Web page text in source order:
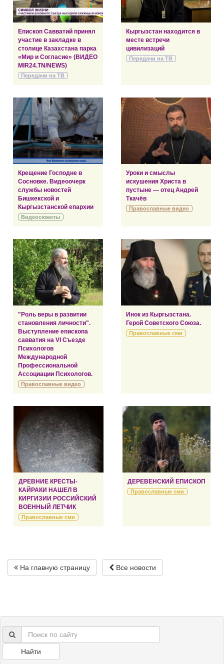
Епископ Савватий принял
участие в закладке в
столице Казахстана парка
«Мир и Согласие» (ВИДЕО
MIR24.TN/NEWS)
Передачи на ТВ
Кыргызстан находится в
месте встречи
цивилизаций
Передачи на ТВ
Крещение Господне в
Сосновке. Видеоочерк
службы новостей
Бишкекской и
Кыргызстанской епархии
Видеосюжеты
Уроки и смыслы
искушения Христа в
пустыне — отец Андрей
Ткачёв
Православные видео
"Роль веры в развитии
становления личности".
Выступление епископа
савватия на VI Съезде
Психологов
Международной
Профессиональной
Ассоциации Психологов.
Православные видео
Инок из Кыргызстана.
Герой Советского Союза.
Православные сми
ДРЕВНИЕ КРЕСТЫ-
КАЙРАКИ НАШЕЛ В
КИРГИЗИИ РОССИЙСКИЙ
ВОЕННЫЙ ЛЕТЧИК
Православные сми
ДЕРЕВЕНСКИЙ ЕПИСКОП
Православные сми
На главную страницу Все новости
Найти